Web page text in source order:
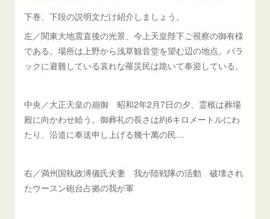
下巻、下段の説明文だけ紹介しましょう。
左／関東大地震直後の光景、今上天皇陛下ご視察の御有様
である。場所は上野から浅草観音堂を望む辺の地点。バラ
ックに避難している哀れな罹災民は跪いて奉迎している。
中央／大正天皇の崩御 昭和2年2月7日の夕、霊柩は葬場
殿に向かわせ給う。御葬礼の長さは約6キロメートルにわ
たり、沿道に奉送申し上げる幾十萬の民…
右／満州国執政溥儀氏夫妻 我が陸戦隊の活動 破壊され
たウースン砲台占拠の我が軍